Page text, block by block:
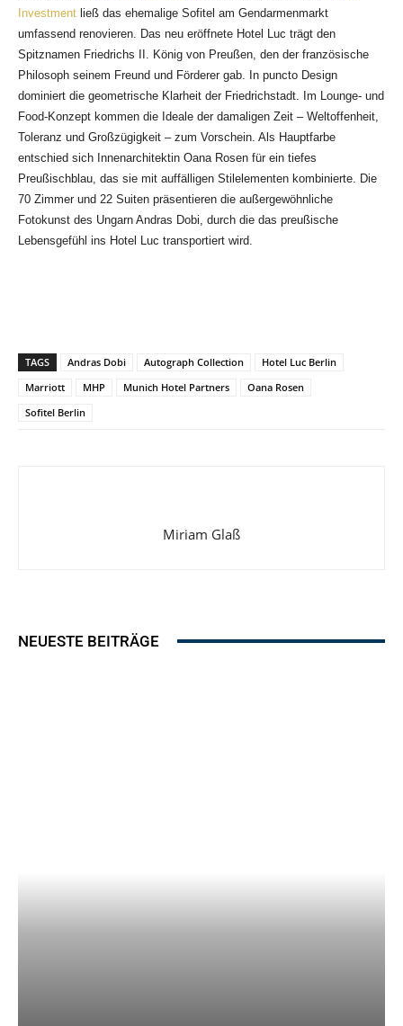
Investment ließ das ehemalige Sofitel am Gendarmenmarkt
umfassend renovieren. Das neu eröffnete Hotel Luc trägt den
Spitznamen Friedrichs II. König von Preußen, den der französische
Philosoph seinem Freund und Förderer gab. In puncto Design
dominiert die geometrische Klarheit der Friedrichstadt. Im Lounge- und
Food-Konzept kommen die Ideale der damaligen Zeit – Weltoffenheit,
Toleranz und Großzügigkeit – zum Vorschein. Als Hauptfarbe
entschied sich Innenarchitektin Oana Rosen für ein tiefes
Preußischblau, das sie mit auffälligen Stilelementen kombinierte. Die
70 Zimmer und 22 Suiten präsentieren die außergewöhnliche
Fotokunst des Ungarn Andras Dobi, durch die das preußische
Lebensgefühl ins Hotel Luc transportiert wird.
TAGS Andras Dobi Autograph Collection
Hotel Luc Berlin
Marriott
MHP Munich Hotel Partners
Oana Rosen
Sofitel Berlin
Miriam Glaß
NEUESTE BEITRÄGE